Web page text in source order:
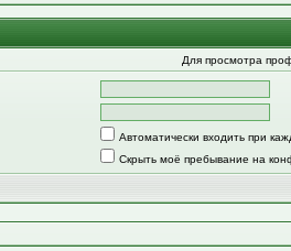
Для просмотра
Автоматически входить при
Скрыть моё пребывание на